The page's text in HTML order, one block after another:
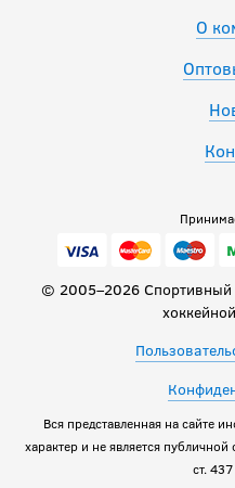
О
© 2005–2026 Спортивный
Вся представленная на сайте
характер и не является
ст.